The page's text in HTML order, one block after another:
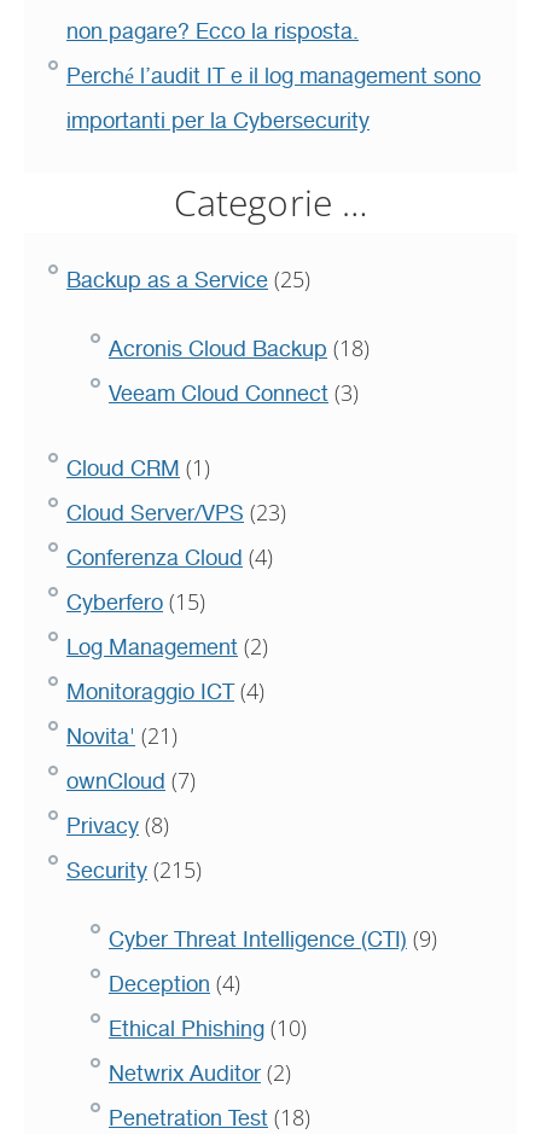
non pagare? Ecco la risposta.
Perché l’audit IT e il log management sono
importanti per la Cybersecurity
Categorie …
Backup as a Service (25)
Acronis Cloud Backup (18)
Veeam Cloud Connect (3)
Cloud CRM (1)
Cloud Server/VPS (23)
Conferenza Cloud (4)
Cyberfero (15)
Log Management (2)
Monitoraggio ICT(4)
Novita' (21)
ownCloud (7)
Privacy (8)
Security (215)
Cyber Threat Intelligence (CTI) (9)
Deception (4)
Ethical Phishing (10)
Netwrix Auditor (2)
Penetration Test (18)